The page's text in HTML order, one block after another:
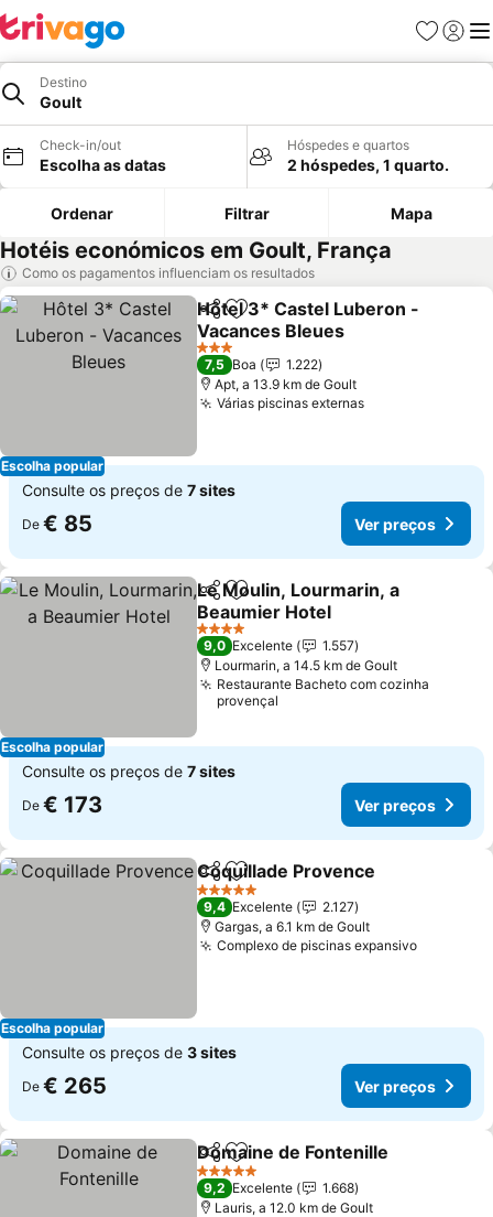
Favoritos
Iniciar
Destino
Goult
Check-in/out
Escolha as datas
Hóspedes e quartos
2 hóspedes, 1 quarto.
Ordenar Filtrar Mapa
Hotéis económicos em Goult, França
Como os pagamentos influenciam os resultados
Escolha popular
PartilharAdicionar aos favoritos
Hôtel 3* Castel Luberon -
Vacances Bleues
Ver preços
3 Estrelas
7,5 Boa
1.222
Apt, a 13.9 km de Goult
Várias piscinas externasVer preços
Consulte os preços de 7 sites
De € 85 Ver preços
Escolha popular
PartilharAdicionar aos favoritos
Le Moulin, Lourmarin, a
Beaumier Hotel
Ver preços
4 Estrelas
9,0 Excelente
1.557
Lourmarin, a 14.5 km de Goult
Restaurante Bacheto com cozinha
provençal
Consulte os preços de 7 sites
De € 173 Ver preços
Escolha popular
PartilharAdicionar aos favoritos
Coquillade Provence
5 Estrelas
9,4 Excelente
2.127
Gargas, a 6.1 km de Goult
Complexo de piscinas expansivoVer
Consulte os preços de 3 sites
De € 265 Ver preços
PartilharAdicionar aos favoritos
Domaine de Fontenille
5 Estrelas
9,2 Excelente
1.668
Lauris, a 12.0 km de Goult